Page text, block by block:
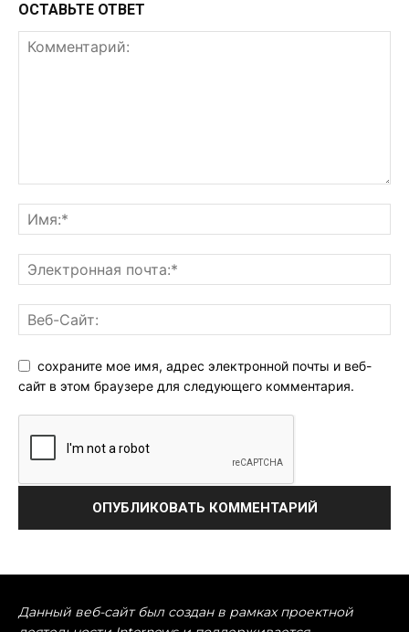
ОСТАВЬТЕ ОТВЕТ
сохраните мое имя, адрес электронной почты и веб-
сайт в этом браузере для следующего комментария.
Данный веб-сайт был создан в рамках проектной